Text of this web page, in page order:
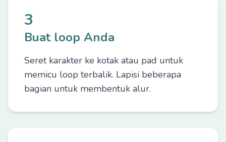
3
Buat loop Anda
Seret karakter ke kotak atau pad untuk
memicu loop terbalik. Lapisi beberapa
bagian untuk membentuk alur.